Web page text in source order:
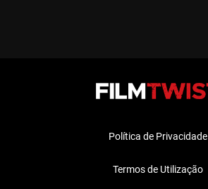
Política de Privacidade
Termos de Utilização